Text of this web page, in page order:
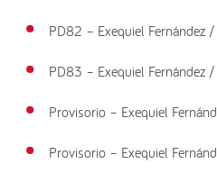
PD82 – Exequiel Fernández
PD83 – Exequiel Fernández
Provisorio – Exequiel
Provisorio – Exequiel